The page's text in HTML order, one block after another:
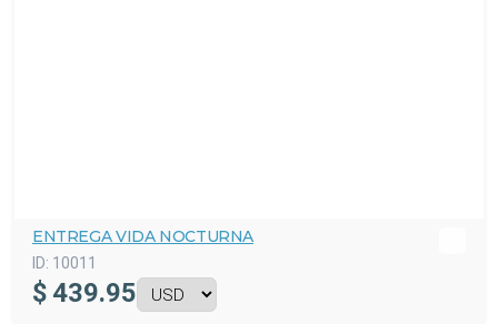
ENTREGA VIDA NOCTURNA
ID: 10011
$ 439.95